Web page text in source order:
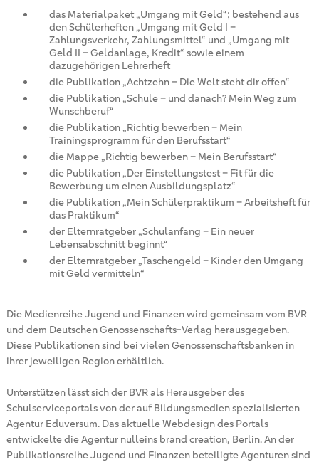
das Materialpaket „Umgang mit Geld“; bestehend aus
den Schülerheften „Umgang mit Geld I –
Zahlungsverkehr, Zahlungsmittel“ und „Umgang mit
Geld II – Geldanlage, Kredit“ sowie einem
dazugehörigen Lehrerheft
die Publikation „Achtzehn – Die Welt steht dir offen“
die Publikation „Schule – und danach? Mein Weg zum
Wunschberuf“
die Publikation „Richtig bewerben – Mein
Trainingsprogramm für den Berufsstart“
die Mappe „Richtig bewerben – Mein Berufsstart“
die Publikation „Der Einstellungstest – Fit für die
Bewerbung um einen Ausbildungsplatz“
die Publikation „Mein Schülerpraktikum – Arbeitsheft für
das Praktikum“
der Elternratgeber „Schulanfang – Ein neuer
Lebensabschnitt beginnt“
der Elternratgeber „Taschengeld – Kinder den Umgang
mit Geld vermitteln“
Die Medienreihe Jugend und Finanzen wird gemeinsam vom BVR
und dem Deutschen Genossenschafts-Verlag herausgegeben.
Diese Publikationen sind bei vielen Genossenschaftsbanken in
ihrer jeweiligen Region erhältlich.
Unterstützen lässt sich der BVR als Herausgeber des
Schulserviceportals von der auf Bildungsmedien spezialisierten
Agentur Eduversum. Das aktuelle Webdesign des Portals
entwickelte die Agentur nulleins brand creation, Berlin. An der
Publikationsreihe Jugend und Finanzen beteiligte Agenturen sind